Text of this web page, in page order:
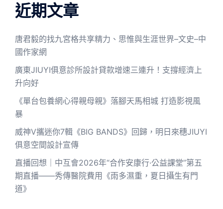
近期文章
唐君毅的找九宮格共享精力、思惟與生涯世界–文史–中
國作家網
廣東JIUYI俱意診所設計貸款增速三連升！支撐經濟上
升向好
《單台包養網心得親母親》落腳天馬相城 打造影視風
暴
威神V攜迷你7輯《BIG BANDS》回歸，明日來穗JIUYI
俱意空間設計宣傳
直播回想｜中互會2026年“合作安康行·公益課堂”第五
期直播——秀傳醫院費用《雨多濕重，夏日攝生有門
道》